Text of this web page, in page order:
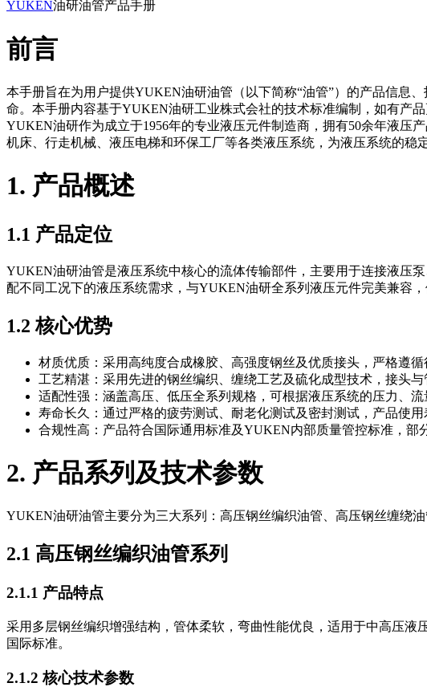
YUKEN油研油管产品手册
前言
本手册旨在为用户提供YUKEN油研油管（以下简称“油管”）的产品信息
命。本手册内容基于YUKEN油研工业株式会社的技术标准编制，如有产
YUKEN油研作为成立于1956年的专业液压元件制造商，拥有50余年液压
机床、行走机械、液压电梯和环保工厂等各类液压系统，为液压系统的稳
1. 产品概述
1.1 产品定位
YUKEN油研油管是液压系统中核心的流体传输部件，主要用于连接液压
配不同工况下的液压系统需求，与YUKEN油研全系列液压元件完美兼容
1.2 核心优势
材质优质：采用高纯度合成橡胶、高强度钢丝及优质接头，严格遵
工艺精湛：采用先进的钢丝编织、缠绕工艺及硫化成型技术，接头
适配性强：涵盖高压、低压全系列规格，可根据液压系统的压力、
寿命长久：通过严格的疲劳测试、耐老化测试及密封测试，产品使
合规性高：产品符合国际通用标准及YUKEN内部质量管控标准，部
2. 产品系列及技术参数
YUKEN油研油管主要分为三大系列：高压钢丝编织油管、高压钢丝缠绕
2.1 高压钢丝编织油管系列
2.1.1 产品特点
采用多层钢丝编织增强结构，管体柔软，弯曲性能优良，适用于中高压
国际标准。
2.1.2 核心技术参数